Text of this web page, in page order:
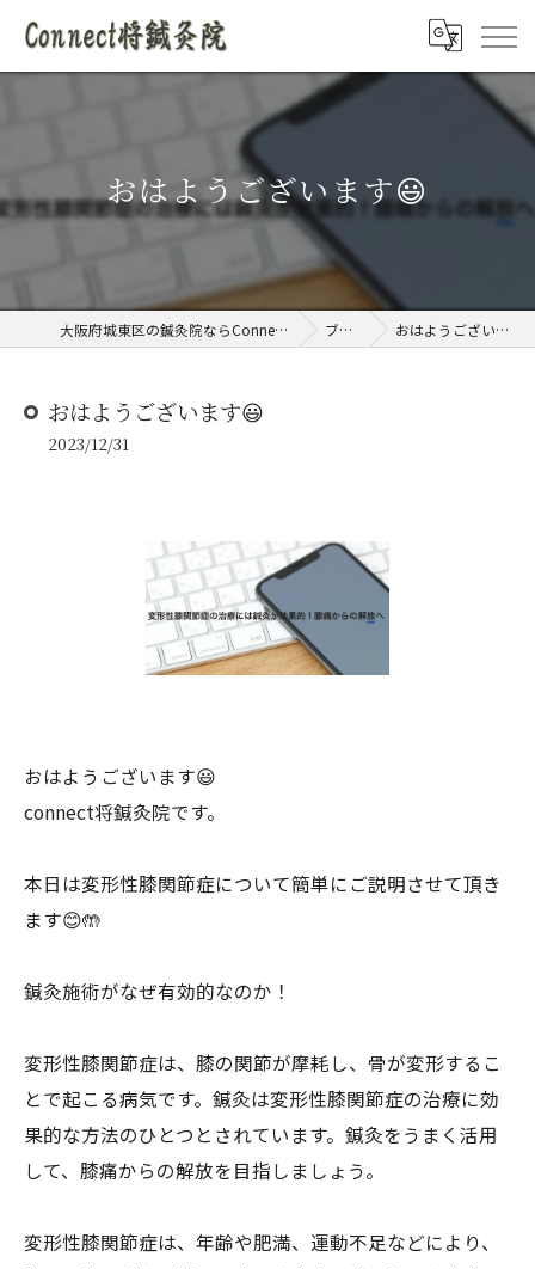
おはようございます😃
大阪府城東区の鍼灸院ならConnect将鍼灸院 ブログ おはようございます😃
おはようございます😃
2023/12/31
おはようございます😃
connect将鍼灸院です。
本日は変形性膝関節症について簡単にご説明させて頂き
ます😊🤲
鍼灸施術がなぜ有効的なのか！
変形性膝関節症は、膝の関節が摩耗し、骨が変形するこ
とで起こる病気です。鍼灸は変形性膝関節症の治療に効
果的な方法のひとつとされています。鍼灸をうまく活用
して、膝痛からの解放を目指しましょう。
変形性膝関節症は、年齢や肥満、運動不足などにより、